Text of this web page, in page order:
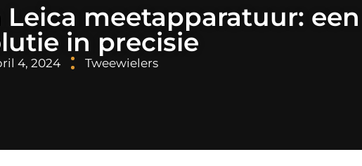
meetapparatuur: een
in precisie
4, 2024 Tweewielers